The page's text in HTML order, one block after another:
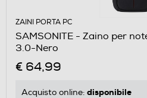
ZAINI PORTA PC
SAMSONITE - Zaino per
3.0-Nero
€ 64,99
Acquisto online: disponibile